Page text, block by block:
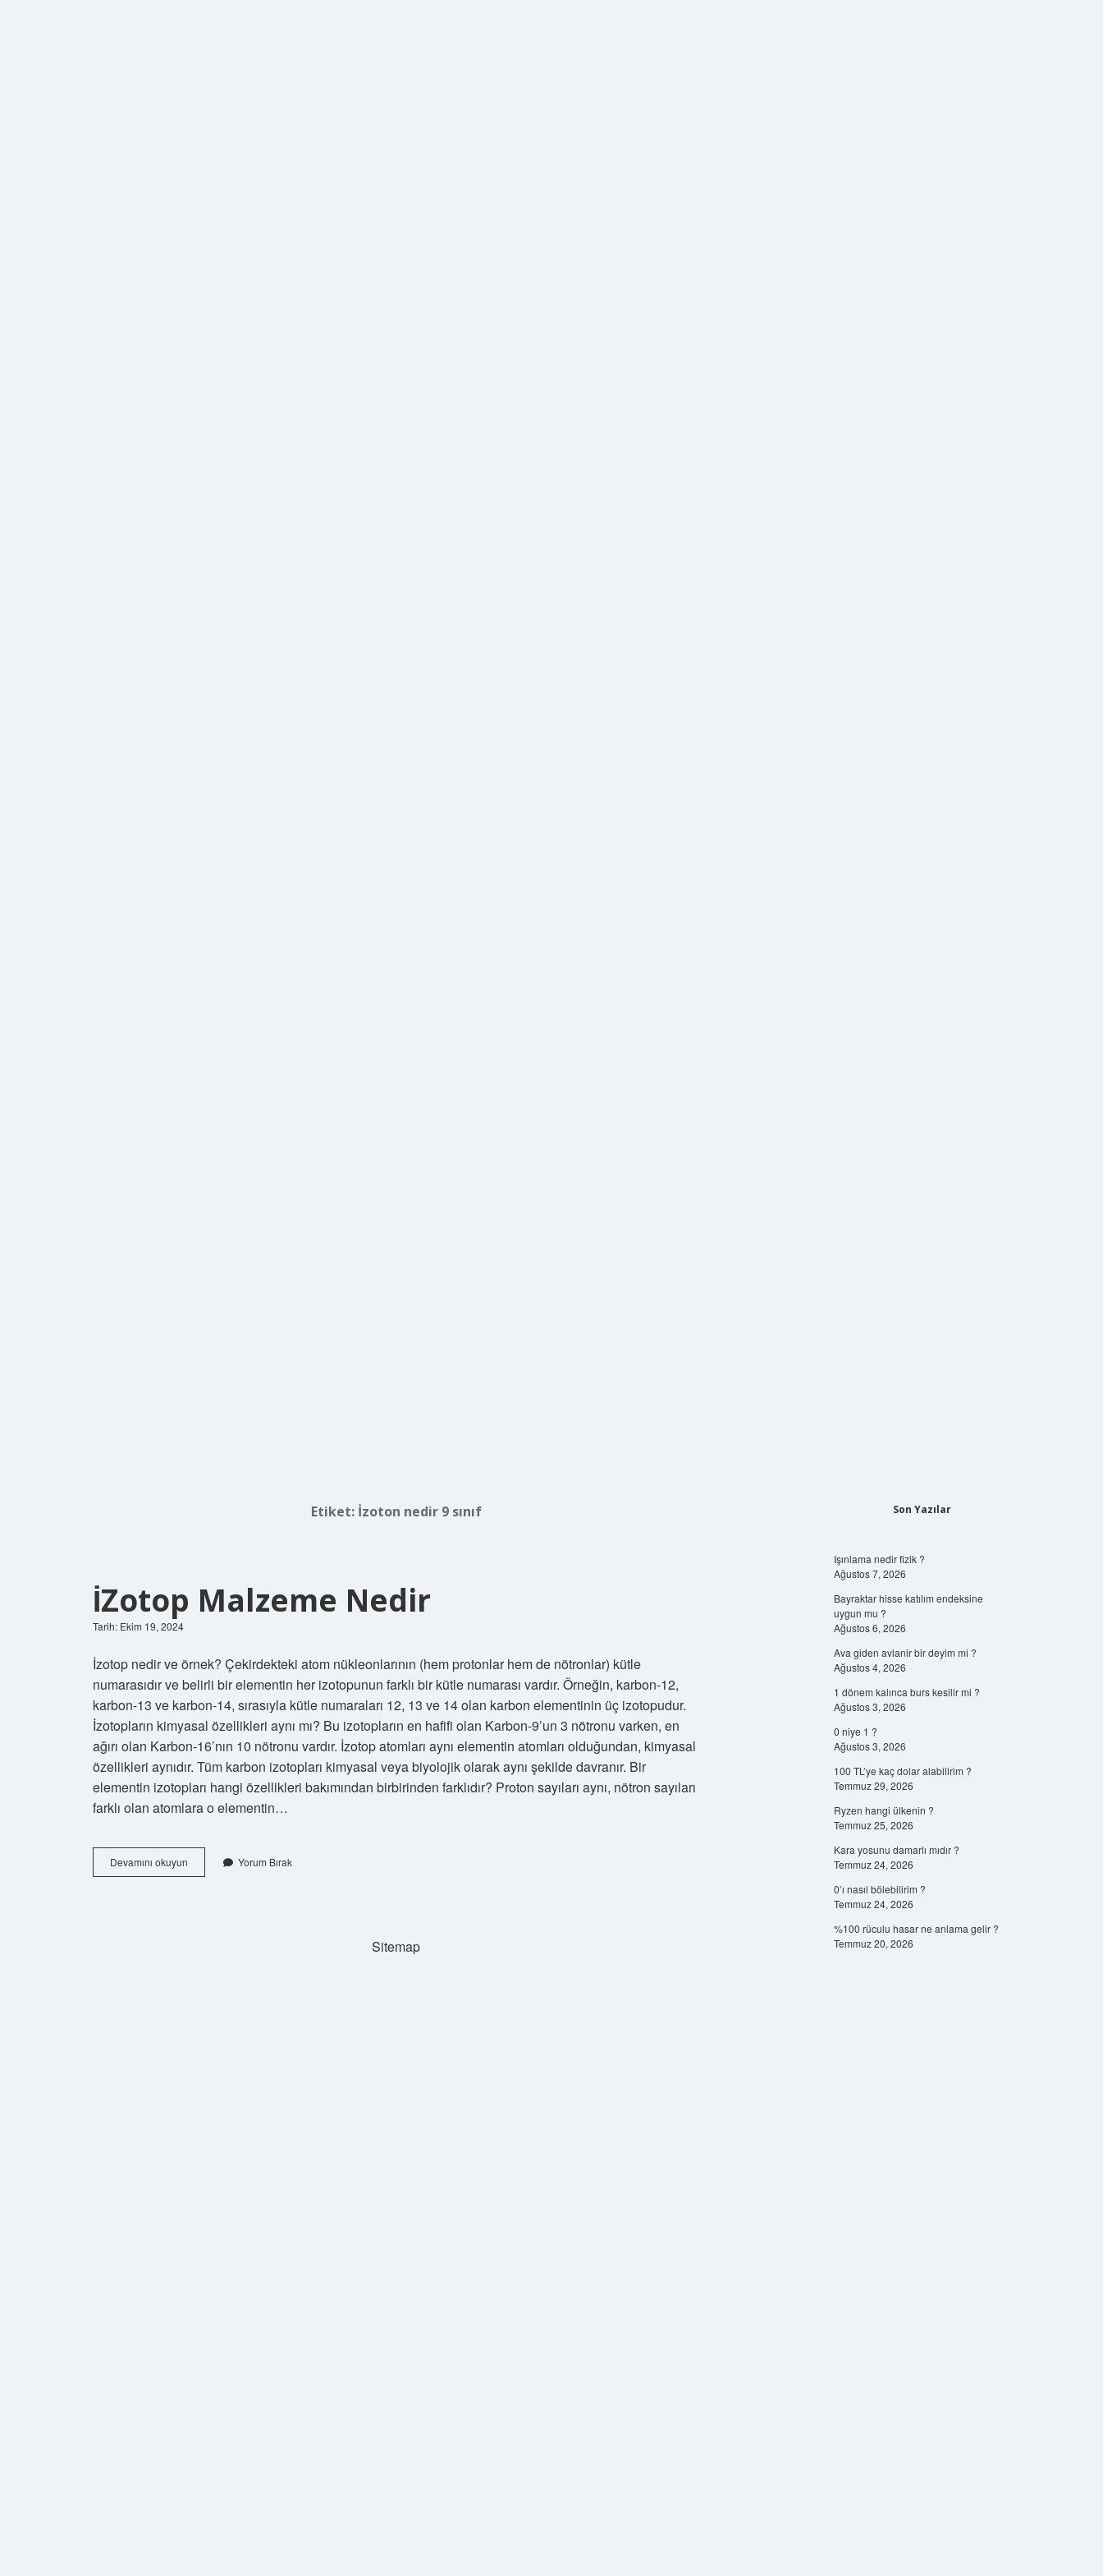
Etiket: İzoton nedir 9 sınıf
İZotop Malzeme Nedir
Tarih: Ekim 19, 2024
İzotop nedir ve örnek? Çekirdekteki atom nükleonlarının (hem protonlar hem de nötronlar) kütle
numarasıdır ve belirli bir elementin her izotopunun farklı bir kütle numarası vardır. Örneğin, karbon-12,
karbon-13 ve karbon-14, sırasıyla kütle numaraları 12, 13 ve 14 olan karbon elementinin üç izotopudur.
İzotopların kimyasal özellikleri aynı mı? Bu izotopların en hafifi olan Karbon-9’un 3 nötronu varken, en
ağırı olan Karbon-16’nın 10 nötronu vardır. İzotop atomları aynı elementin atomları olduğundan, kimyasal
özellikleri aynıdır. Tüm karbon izotopları kimyasal veya biyolojik olarak aynı şekilde davranır. Bir
elementin izotopları hangi özellikleri bakımından birbirinden farklıdır? Proton sayıları aynı, nötron sayıları
farklı olan atomlara o elementin…
Devamını okuyun
Malzeme
Yorum Bırak
Sitemap
Son Yazılar
Işınlama nedir fizik ?
Ağustos 7, 2026
Bayraktar hisse katılım endeksine
uygun mu ?
Ağustos 6, 2026
Ava giden avlanir bir deyim mi ?
Ağustos 4, 2026
1 dönem kalınca burs kesilir mi ?
Ağustos 3, 2026
0 niye 1 ?
Ağustos 3, 2026
100 TL’ye kaç dolar alabilirim ?
Temmuz 29, 2026
Ryzen hangi ülkenin ?
Temmuz 25, 2026
Kara yosunu damarlı mıdır ?
Temmuz 24, 2026
0’ı nasıl bölebilirim ?
Temmuz 24, 2026
%100 rüculu hasar ne anlama gelir ?
Temmuz 20, 2026